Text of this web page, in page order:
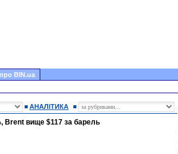
BIN.ua
АНАЛІТИКА
Brent вище $117 за барель